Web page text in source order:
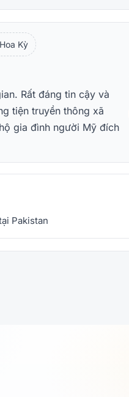
Kỳ
Rất đáng tin cậy và
tiện truyền thông xã
gia đình người Mỹ đích
Pakistan